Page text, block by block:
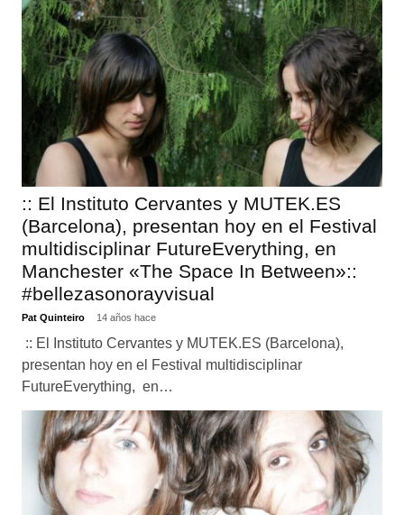
:: El Instituto Cervantes y MUTEK.ES
(Barcelona), presentan hoy en el Festival
multidisciplinar FutureEverything, en
Manchester «The Space In Between»::
#bellezasonorayvisual
Pat Quinteiro 14 años hace
:: El Instituto Cervantes y MUTEK.ES (Barcelona),
presentan hoy en el Festival multidisciplinar
FutureEverything, en…